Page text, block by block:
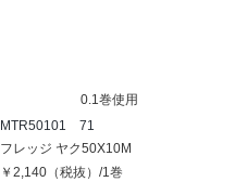
0.1巻使用
MTR50101 71
フレッジ ヤク50X10M
￥2,140（税抜）/1巻